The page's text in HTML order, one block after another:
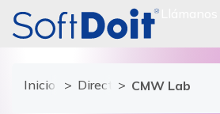
Inicio Directorio de proveedores
CMW Lab